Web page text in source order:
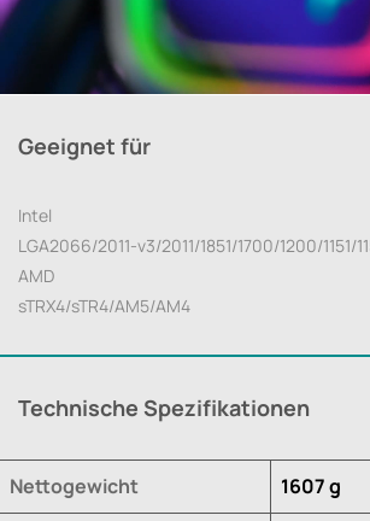
Geeignet für
Intel
LGA2066/2011-v3/2011/1851/1700/1200/1151/
AMD
sTRX4/sTR4/AM5/AM4
Technische Spezifikationen
Nettogewicht
1607 g